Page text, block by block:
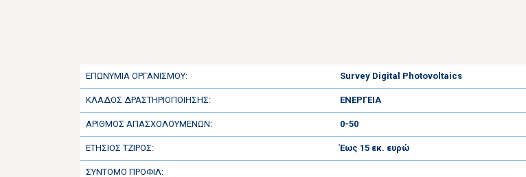
ΕΠΩΝΥΜΙΑ ΟΡΓΑΝΙΣΜΟΥ: Survey Digital Photovoltaics
ΚΛΑΔΟΣ ΔΡΑΣΤΗΡΙΟΠΟΙΗΣΗΣ: ΕΝΕΡΓΕΙΑ
ΑΡΙΘΜΟΣ ΑΠΑΣΧΟΛΟΥΜΕΝΩΝ: 0-50
ΕΤΗΣΙΟΣ ΤΖΙΡΟΣ: Έως 15 εκ. ευρώ
ΣΥΝΤΟΜΟ ΠΡΟΦΙΛ: